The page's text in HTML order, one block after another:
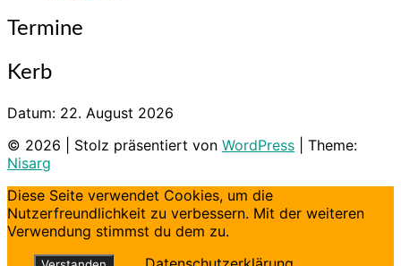
Termine
Kerb
Datum: 22. August 2026
© 2026
Stolz präsentiert von WordPress
Theme:
Nisarg
Diese Seite verwendet Cookies, um die
Nutzerfreundlichkeit zu verbessern. Mit der weiteren
Verwendung stimmst du dem zu.